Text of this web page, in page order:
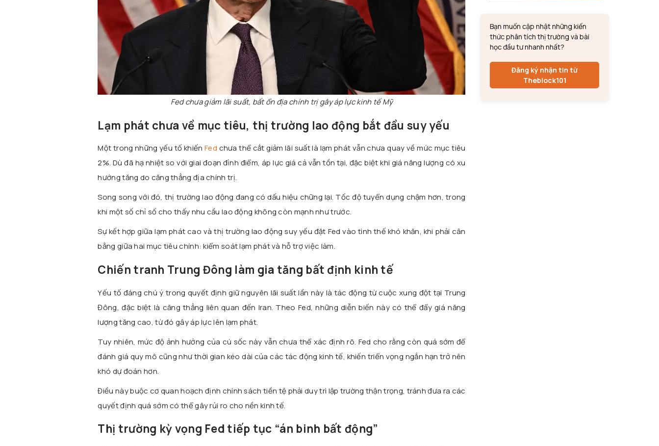
Fed chưa giảm lãi suất, bất ổn địa chính trị gây áp lực kinh tế Mỹ
Lạm phát chưa về mục tiêu, thị trường lao động bắt đầu suy yếu
Một trong những yếu tố khiếnFed chưa thể cắt giảm lãi suất là lạm phát vẫn chưa quay về mức mục tiêu
2%. Dù đã hạ nhiệt so với giai đoạn đỉnh điểm, áp lực giá cả vẫn tồn tại, đặc biệt khi giá năng lượng có xu
hướng tăng do căng thẳng địa chính trị.
Song song với đó, thị trường lao động đang có dấu hiệu chững lại. Tốc độ tuyển dụng chậm hơn, trong
khi một số chỉ số cho thấy nhu cầu lao động không còn mạnh như trước.
Sự kết hợp giữa lạm phát cao và thị trường lao động suy yếu đặt Fed vào tình thế khó khăn, khi phải cân
bằng giữa hai mục tiêu chính: kiểm soát lạm phát và hỗ trợ việc làm.
Chiến tranh Trung Đông làm gia tăng bất định kinh tế
Yếu tố đáng chú ý trong quyết định giữ nguyên lãi suất lần này là tác động từ cuộc xung đột tại Trung
Đông, đặc biệt là căng thẳng liên quan đến Iran. Theo Fed, những diễn biến này có thể đẩy giá năng
lượng tăng cao, từ đó gây áp lực lên lạm phát.
Tuy nhiên, mức độ ảnh hưởng của cú sốc này vẫn chưa thể xác định rõ. Fed cho rằng còn quá sớm để
đánh giá quy mô cũng như thời gian kéo dài của các tác động kinh tế, khiến triển vọng ngắn hạn trở nên
khó dự đoán hơn.
Điều này buộc cơ quan hoạch định chính sách tiền tệ phải duy trì lập trường thận trọng, tránh đưa ra các
quyết định quá sớm có thể gây rủi ro cho nền kinh tế.
Thị trường kỳ vọng Fed tiếp tục “án binh bất động”
Bạn muốn cập nhật những kiến
thức phân tích thị trường và bài
học đầu tư nhanh nhất?
Đăng ký nhận tin từ
Theblock101